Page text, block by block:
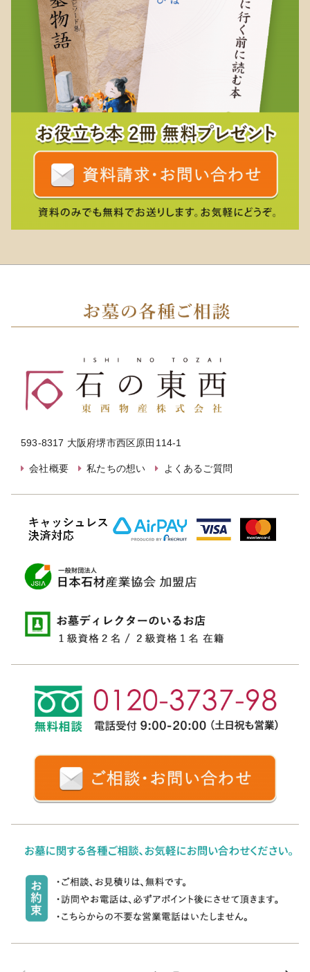
593-8317 大阪府堺市西区原田114-1
会社概要 私たちの想い よくあるご質問